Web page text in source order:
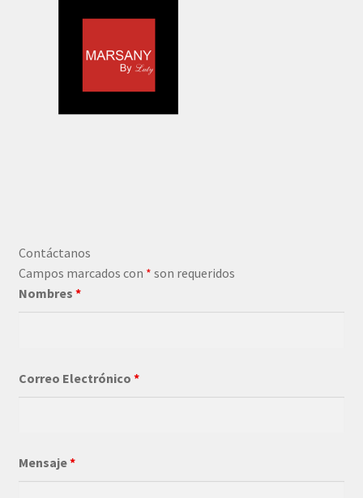
Contáctanos
Campos marcados con * son requeridos
Nombres *
Correo Electrónico *
Mensaje*